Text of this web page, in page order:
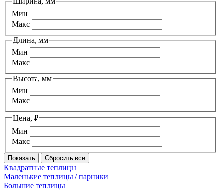
Мин
Макс
Длина, мм
Мин
Макс
Высота, мм
Мин
Макс
Цена, ₽
Мин
Макс
Квадратные теплицы
Маленькие теплицы / парники
Большие теплицы